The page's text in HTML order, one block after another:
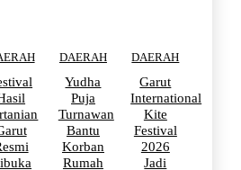
DAERAH
Yudha
Puja
Turnawan
Bantu
Korban
Rumah
DAERAH
Garut
International
Kite
Festival
2026
Jadi